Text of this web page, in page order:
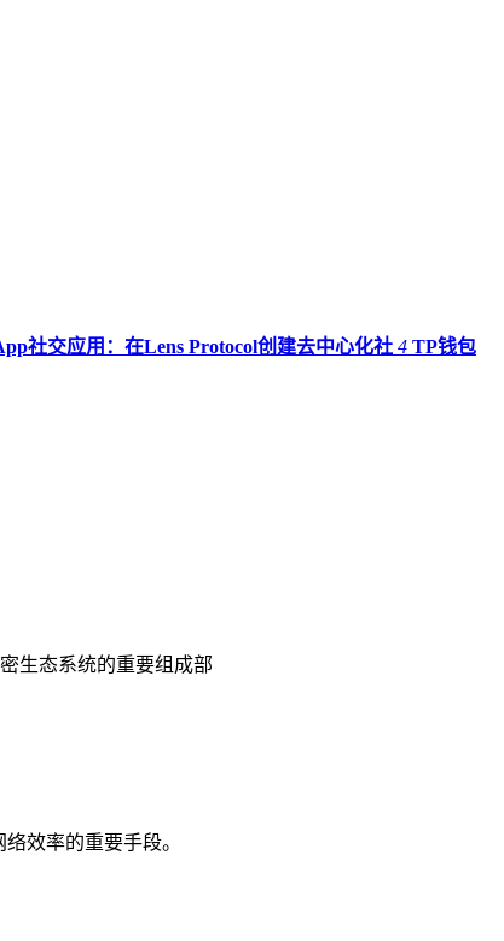
社交应用：在Lens Protocol创建去中心化社 4 TP钱包
生态系统的重要组成部
效率的重要手段。